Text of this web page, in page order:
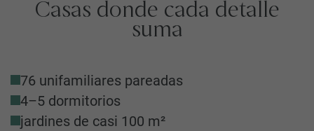
Casas donde cada detalle
suma
76 unifamiliares pareadas
4–5 dormitorios
jardines de casi 100 m²